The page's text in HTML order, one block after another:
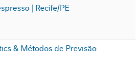
| Recife/PE
& Métodos de Previsão